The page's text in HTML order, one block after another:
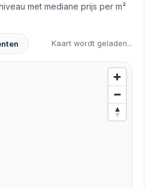
met mediane prijs per m²
Kaart wordt geladen...